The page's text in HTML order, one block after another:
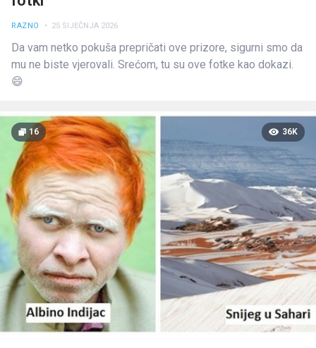
RAZNO • 25 SIJEČNJA 2026
Da vam netko pokuša prepričati ove prizore, sigurni smo da
mu ne biste vjerovali. Srećom, tu su ove fotke kao dokazi.
😄
16 36K